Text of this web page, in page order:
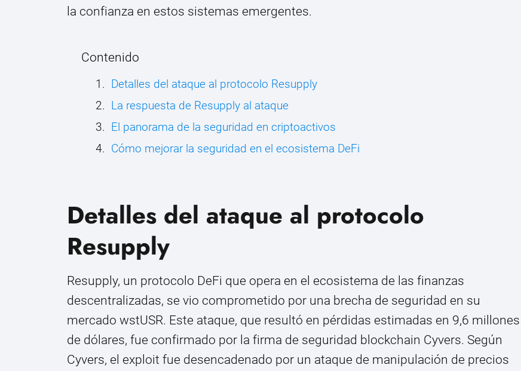
la confianza en estos sistemas emergentes.
Contenido
Detalles del ataque al protocolo Resupply
La respuesta de Resupply al ataque
El panorama de la seguridad en criptoactivos
Cómo mejorar la seguridad en el ecosistema DeFi
Detalles del ataque al protocolo
Resupply
Resupply, un protocolo DeFi que opera en el ecosistema de las finanzas
descentralizadas, se vio comprometido por una brecha de seguridad en su
mercado wstUSR. Este ataque, que resultó en pérdidas estimadas en 9,6 millones
de dólares, fue confirmado por la firma de seguridad blockchain Cyvers. Según
Cyvers, el exploit fue desencadenado por un ataque de manipulación de precios